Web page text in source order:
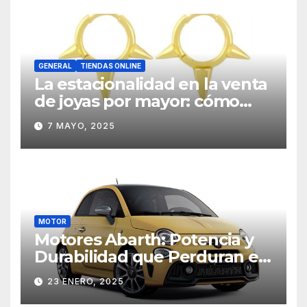
GENERAL TIENDAS ONLINE
La estacionalidad en la venta
de joyas por mayor: cómo
planificar estratégicamente
7 MAYO, 2025
MOTOR
Motores Abarth: Potencia y
Durabilidad que Perduran en
el Tiempo
23 ENERO, 2025